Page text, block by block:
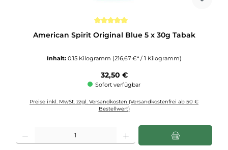
American Spirit Original Blue 5 x 30g Tabak
Inhalt: 0.15 Kilogramm (216,67 €* / 1 Kilogramm)
Regulärer Preis:
32,50 €
Sofort verfügbar
Preise inkl. MwSt. zzgl. Versandkosten (Versandkostenfrei ab 50 €
Bestellwert)